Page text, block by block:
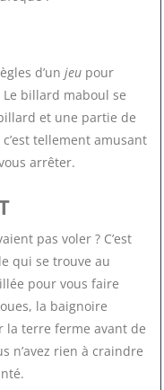
d’un jeupour
billard maboul se
et une partie de
tellement amusant
arrêter.
pas voler ? C’est
qui se trouve au
pour vous faire
la baignoire
la terre ferme avant de
n’avez rien à craindre